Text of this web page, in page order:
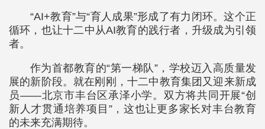
“AI+教育”与“育人成果”形成了有力闭环。这个正
循环，也让十二中从AI教育的践行者，升级成为引领
者。
作为首都教育的“第一梯队”，学校迈入高质量发
展的新阶段。就在刚刚，十二中教育集团又迎来新成
员——北京市丰台区承泽小学。双方将共同开展“创
新人才贯通培养项目”，这也让更多家长对丰台教育
的未来充满期待。